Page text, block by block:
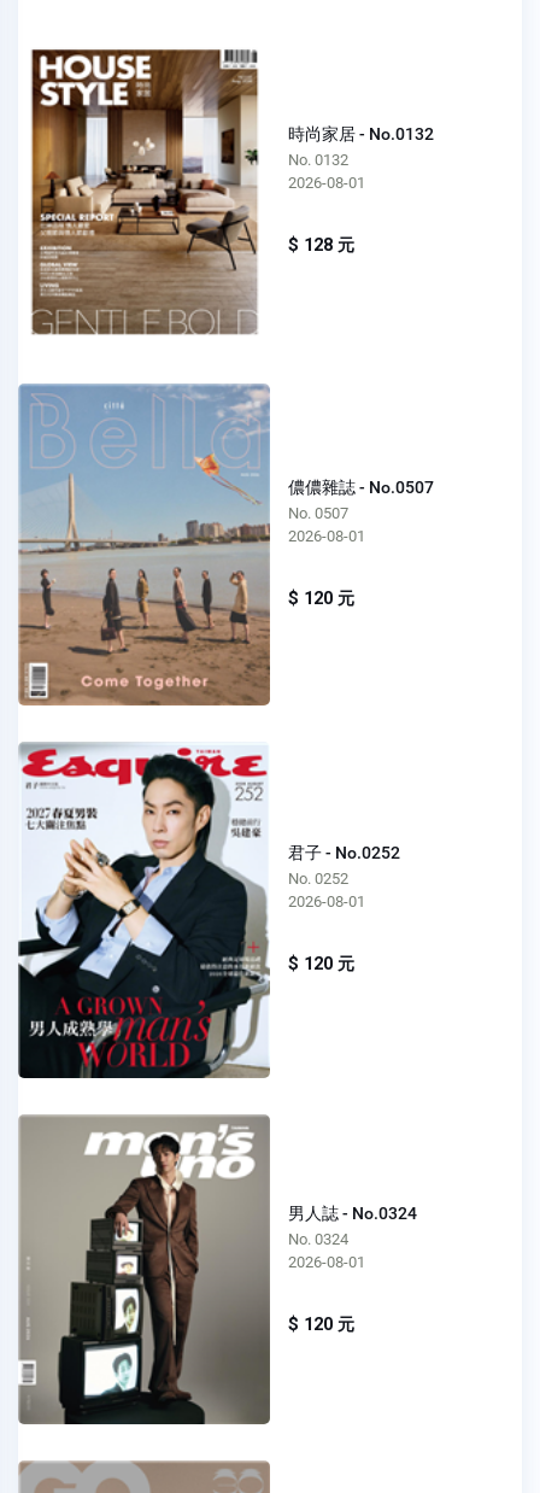
時尚家居 - No.0132
No. 0132
2026-08-01
$ 128 元
儂儂雜誌 - No.0507
No. 0507
2026-08-01
$ 120 元
君子 - No.0252
No. 0252
2026-08-01
$ 120 元
男人誌 - No.0324
No. 0324
2026-08-01
$ 120 元